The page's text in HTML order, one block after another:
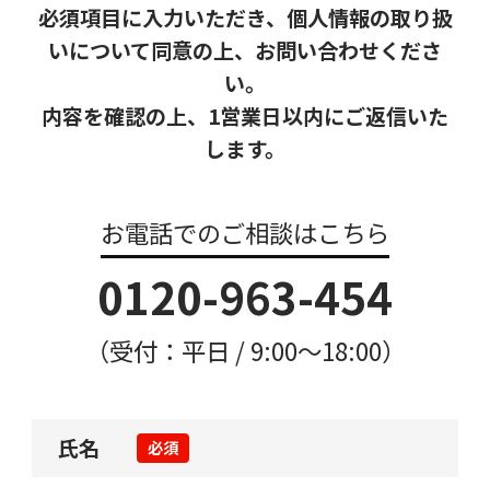
必須項目に入力いただき、個人情報の取り扱
いについて同意の上、お問い合わせくださ
い。
内容を確認の上、1営業日以内にご返信いた
します。
お電話でのご相談はこちら
0120-963-454
（受付：平日 / 9:00〜18:00）
氏名 必須